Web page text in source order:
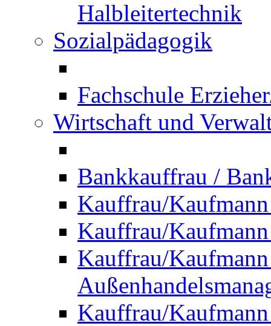
Halbleitertechnik
Sozialpädagogik
Fachschule
Wirtschaft und
Bankkauffrau /
Kauffrau/
Kauffrau/
Kauffrau/
Kauffrau/